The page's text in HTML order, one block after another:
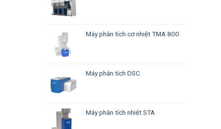
Máy phân tích cơ nhiệt TMA 800
Máy phân tích DSC
Máy phân tích nhiệt STA